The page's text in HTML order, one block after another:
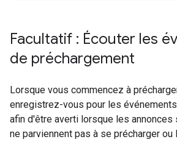
Facultatif : Écouter les
de préchargement
Lorsque vous commencez à
enregistrez-vous pour les
afin d'être averti lorsque les annonces
ne parviennent pas à se précharger